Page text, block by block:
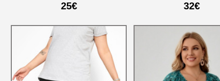
25€ 32€